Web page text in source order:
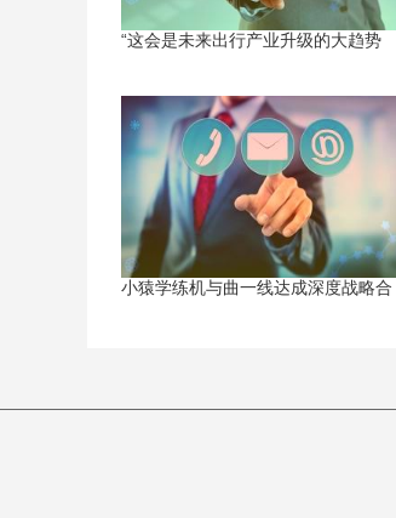
“这会是未来出行产业升级的大趋势
小猿学练机与曲一线达成深度战略合